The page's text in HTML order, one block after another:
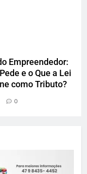
Empreendedor:
e o Que a Lei
como Tributo?
0